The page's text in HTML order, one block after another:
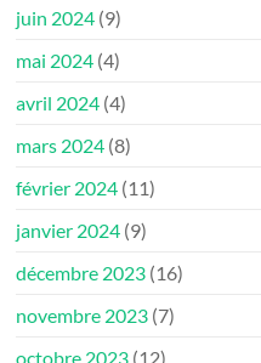
juin 2024 (9)
mai 2024 (4)
avril 2024 (4)
mars 2024 (8)
février 2024 (11)
janvier 2024 (9)
décembre 2023 (16)
novembre 2023 (7)
octobre 2023 (12)